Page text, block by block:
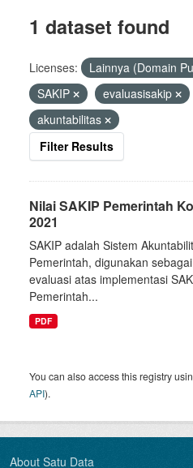
1 dataset found
Licenses: Lainnya (Domain
SAKIP
evaluasisakip
akuntabilitas
Filter Results
Nilai SAKIP Pemerintah
2021
SAKIP adalah Sistem
Pemerintah, digunakan
evaluasi atas implementasi
Pemerintah...
PDF
You can also access this registry
API).
About Satu Data